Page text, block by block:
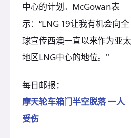
中心的计划。McGowan表
示：“LNG 19让我有机会向全
球宣传西澳一直以来作为亚太
地区LNG中心的地位。"
每日邮报：
摩天轮车箱门半空脱落 一人
受伤